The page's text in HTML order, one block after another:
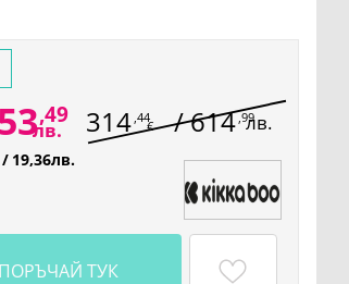
,49
лв. 314 ,44
€ /614,99лв.
/ 19,36лв.
ПОРЪЧАЙ ТУК